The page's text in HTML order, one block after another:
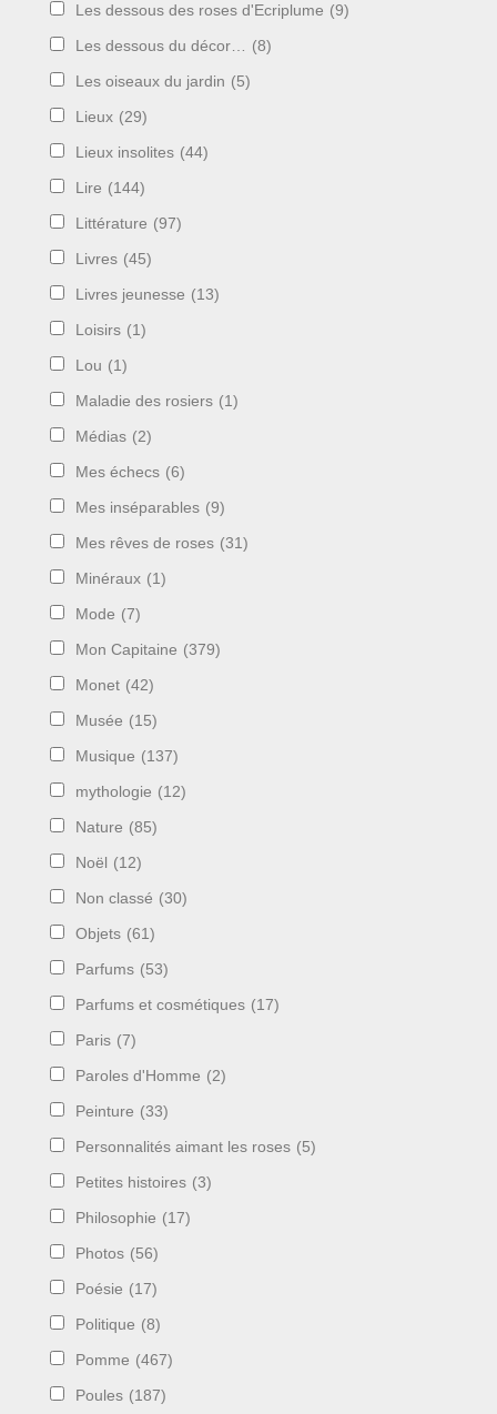
Les dessous des roses d'Ecriplume (9)
Les dessous du décor… (8)
Les oiseaux du jardin (5)
Lieux (29)
Lieux insolites (44)
Lire (144)
Littérature (97)
Livres (45)
Livres jeunesse (13)
Loisirs (1)
Lou (1)
Maladie des rosiers (1)
Médias (2)
Mes échecs (6)
Mes inséparables (9)
Mes rêves de roses (31)
Minéraux (1)
Mode (7)
Mon Capitaine (379)
Monet (42)
Musée (15)
Musique (137)
mythologie (12)
Nature (85)
Noël (12)
Non classé (30)
Objets (61)
Parfums (53)
Parfums et cosmétiques (17)
Paris (7)
Paroles d'Homme (2)
Peinture (33)
Personnalités aimant les roses (5)
Petites histoires (3)
Philosophie (17)
Photos (56)
Poésie (17)
Politique (8)
Pomme (467)
Poules (187)